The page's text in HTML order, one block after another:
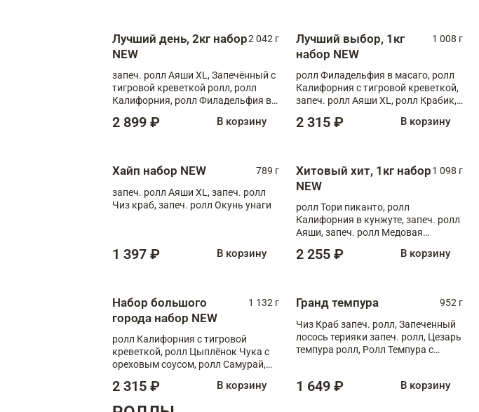
Лучший день, 2кг набор
NEW
2 042 г
запеч. ролл Аяши XL, Запечённый с
тигровой креветкой ролл, ролл
Калифорния, ролл Филадельфия в
запеч. ролл Моцарелломания, ролл
2 899 ₽ В корзину
Лучший выбор, 1кг
набор NEW
1 008 г
ролл Филадельфия в масаго, ролл
Калифорния с тигровой креветкой,
запеч. ролл Аяши XL, ролл Крабик,
2 315 ₽ В корзину
Хайп набор NEW
789 г
запеч. ролл Аяши XL, запеч. ролл
Чиз краб, запеч. ролл Окунь унаги
1 397 ₽ В корзину
Хитовый хит, 1кг набор
NEW
1 098 г
ролл Тори пиканто, ролл
Калифорния в кунжуте, запеч. ролл
Аяши, запеч. ролл Медовая
чукой
2 255 ₽ В корзину
Набор большого
города набор NEW
1 132 г
ролл Калифорния с тигровой
креветкой, ролл Цыплёнок Чука с
ореховым соусом, ролл Самурай,
ролл с крабом
2 315 ₽ В корзину
Гранд темпура
952 г
Чиз Краб запеч. ролл, Запеченный
лосось терияки запеч. ролл, Цезарь
темпура ролл, Ролл Темпура с
1 649 ₽ В корзину